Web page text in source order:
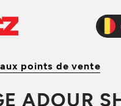
points de vente
ADOUR